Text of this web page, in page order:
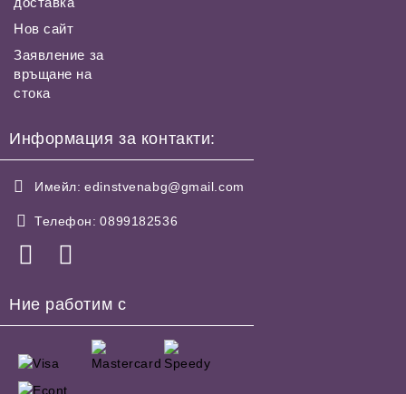
Нов сайт
Заявление за
връщане на
стока
Информация за контакти:
Имейл: edinstvenabg@gmail.com
Телефон: 0899182536
Ние работим с